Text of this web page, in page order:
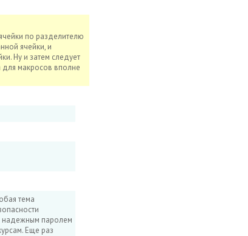
по разделителю
ячейки, и
Ну и затем следует
для макросов вполне
тема
надежным паролем
Еще раз